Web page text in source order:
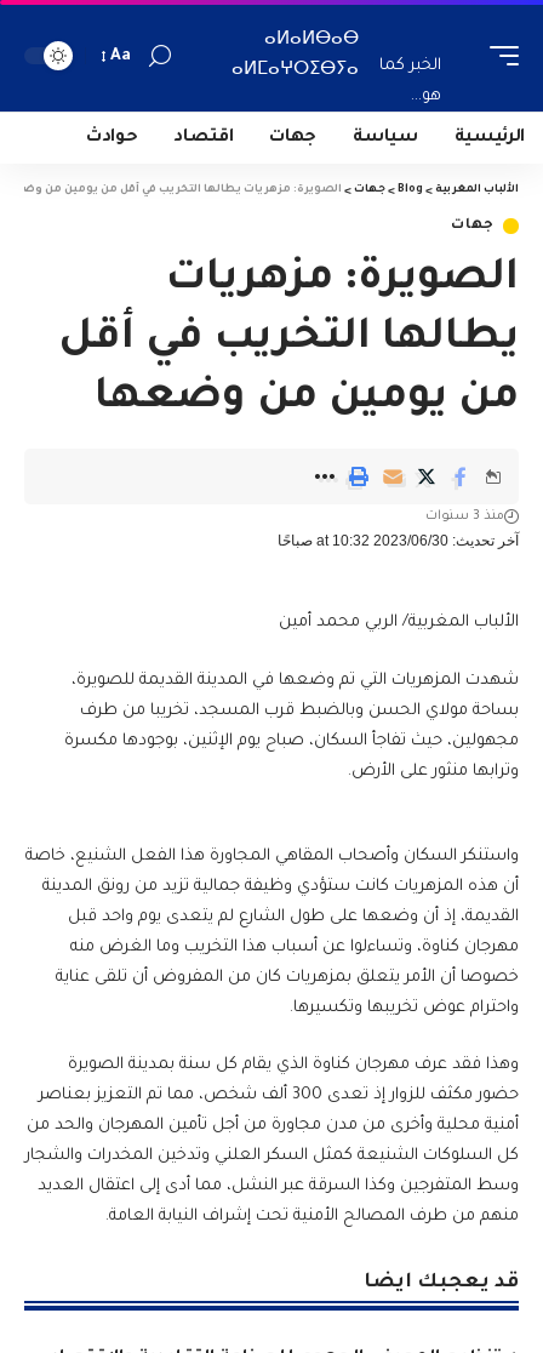
الخبر كما
هو...
ⴰⵍⴰⵍⴱⴰⴱ
ⴰⵍⵎⴰⵖⵔⵉⴱⵢⴰ
Aa
الرئيسية سياسة جهات اقتصاد حوادث
الألباب المغربية >
Blog
> جهات > الصويرة: مزهريات يطالها التخريب في أقل من يومين من وضعها
جهات
الصويرة: مزهريات
يطالها التخريب في أقل
من يومين من وضعها
آخر تحديث: 2023/06/30 at 10:32 صباحًا
منذ 3 سنوات
الألباب المغربية/ الربي محمد أمين
شهدت المزهريات التي تم وضعها في المدينة القديمة للصويرة،
بساحة مولاي الحسن وبالضبط قرب المسجد، تخريبا من طرف
مجهولين، حيث تفاجأ السكان، صباح يوم الإثنين، بوجودها مكسرة
وترابها منثور على الأرض.
واستنكر السكان وأصحاب المقاهي المجاورة هذا الفعل الشنيع، خاصة
أن هذه المزهريات كانت ستؤدي وظيفة جمالية تزيد من رونق المدينة
القديمة، إذ أن وضعها على طول الشارع لم يتعدى يوم واحد قبل
مهرجان كناوة، وتساءلوا عن أسباب هذا التخريب وما الغرض منه
خصوصا أن الأمر يتعلق بمزهريات كان من المفروض أن تلقى عناية
واحترام عوض تخريبها وتكسيرها.
وهذا فقد عرف مهرجان كناوة الذي يقام كل سنة بمدينة الصويرة
حضور مكثف للزوار إذ تعدى 300 ألف شخص، مما تم التعزيز بعناصر
أمنية محلية وأخرى من مدن مجاورة من أجل تأمين المهرجان والحد من
كل السلوكات الشنيعة كمثل السكر العلني وتدخين المخدرات والشجار
وسط المتفرجين وكذا السرقة عبر النشل، مما أدى إلى اعتقال العديد
منهم من طرف المصالح الأمنية تحت إشراف النيابة العامة.
قد يعجبك ايضا